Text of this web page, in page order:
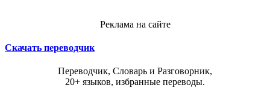
Реклама на сайте
Скачать переводчик
Переводчик, Словарь и Разговорник,
20+ языков, избранные переводы.